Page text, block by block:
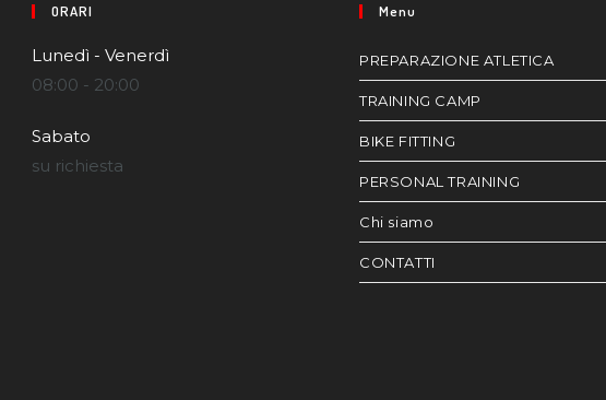
ORARI
Lunedì - Venerdì
08:00 - 20:00
Sabato
su richiesta
Menu
PREPARAZIONE ATLETICA
TRAINING CAMP
BIKE FITTING
PERSONAL TRAINING
Chi siamo
CONTATTI